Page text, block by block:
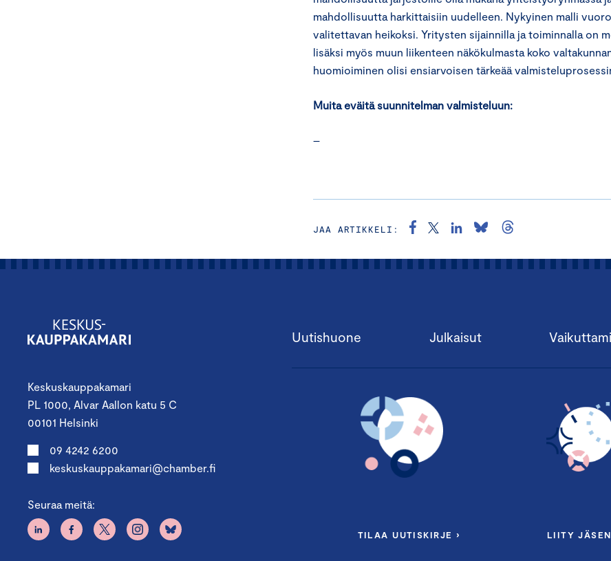
mahdollisuutta harkittaisiin uudelleen. Nykyinen malli
valitettavan heikoksi. Yritysten sijainnilla ja toiminnalla on
lisäksi myös muun liikenteen näkökulmasta koko
huomioiminen olisi ensiarvoisen tärkeää
Muita eväitä suunnitelman valmisteluun:
–
JAA ARTIKKELI:
Keskuskauppakamari
PL 1000, Alvar Aallon katu 5 C
00101 Helsinki
09 4242 6200
keskuskauppakamari@chamber.fi
Seuraa meitä:
Uutishuone Julkaisut
TILAA UUTISKIRJE › LIITY